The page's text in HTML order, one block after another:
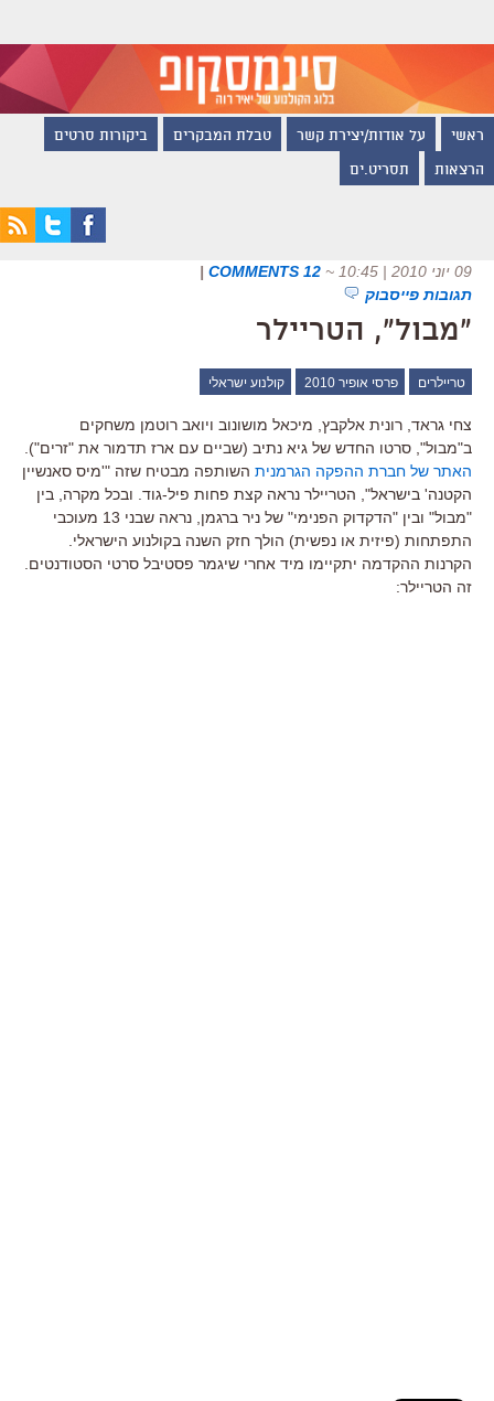
ראשי על אודות/יצירת קשר טבלת המבקרים ביקורות סרטים
הרצאות תסריט.ים
09 יוני 2010 | 10:45 ~
12 COMMENTS
|
תגובות פייסבוק
"מבול", הטריילר
טריילרים פרסי אופיר 2010 קולנוע ישראלי
צחי גראד, רונית אלקבץ, מיכאל מושונוב ויואב רוטמן משחקים
ב"מבול", סרטו החדש של גיא נתיב (שביים עם ארז תדמור את "זרים").
האתר של חברת ההפקה הגרמנית השותפה מבטיח שזה "'מיס סאנשיין
הקטנה' בישראל", הטריילר נראה קצת פחות פיל-גוד. ובכל מקרה, בין
"מבול" ובין "הדקדוק הפנימי" של ניר ברגמן, נראה שבני 13 מעוכבי
התפתחות (פיזית או נפשית) הולך חזק השנה בקולנוע הישראלי.
הקרנות ההקדמה יתקיימו מיד אחרי שיגמר פסטיבל סרטי הסטודנטים.
זה הטריילר: